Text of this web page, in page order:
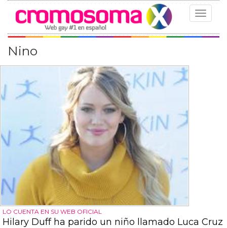
Toggle
Nino
LO CUENTA EN SU WEB OFICIAL
Hilary Duff ha parido un niño llamado Luca Cruz